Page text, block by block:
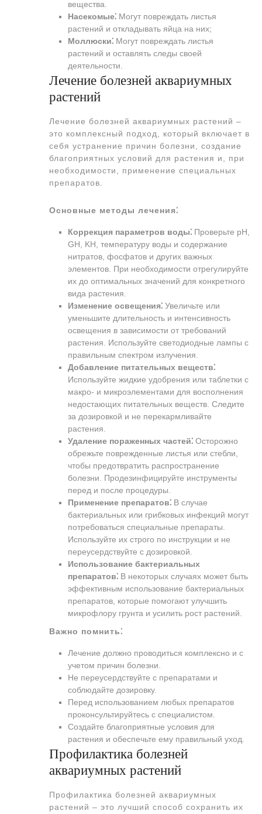
вещества.
Насекомые⁚ Могут повреждать листья
растений и откладывать яйца на них;
Моллюски⁚ Могут повреждать листья
растений и оставлять следы своей
деятельности.
Лечение болезней аквариумных
растений
Лечение болезней аквариумных растений –
это комплексный подход, который включает в
себя устранение причин болезни, создание
благоприятных условий для растения и, при
необходимости, применение специальных
препаратов.
Основные методы лечения⁚
Коррекция параметров воды⁚ Проверьте pH,
GH, KH, температуру воды и содержание
нитратов, фосфатов и других важных
элементов. При необходимости отрегулируйте
их до оптимальных значений для конкретного
вида растения.
Изменение освещения⁚ Увеличьте или
уменьшите длительность и интенсивность
освещения в зависимости от требований
растения. Используйте светодиодные лампы с
правильным спектром излучения.
Добавление питательных веществ⁚
Используйте жидкие удобрения или таблетки с
макро- и микроэлементами для восполнения
недостающих питательных веществ. Следите
за дозировкой и не перекармливайте
растения.
Удаление пораженных частей⁚ Осторожно
обрежьте поврежденные листья или стебли,
чтобы предотвратить распространение
болезни. Продезинфицируйте инструменты
перед и после процедуры.
Применение препаратов⁚ В случае
бактериальных или грибковых инфекций могут
потребоваться специальные препараты.
Используйте их строго по инструкции и не
переусердствуйте с дозировкой.
Использование бактериальных
препаратов⁚ В некоторых случаях может быть
эффективным использование бактериальных
препаратов, которые помогают улучшить
микрофлору грунта и усилить рост растений.
Важно помнить⁚
Лечение должно проводиться комплексно и с
учетом причин болезни.
Не переусердствуйте с препаратами и
соблюдайте дозировку.
Перед использованием любых препаратов
проконсультируйтесь с специалистом.
Создайте благоприятные условия для
растения и обеспечьте ему правильный уход.
Профилактика болезней
аквариумных растений
Профилактика болезней аквариумных
растений – это лучший способ сохранить их